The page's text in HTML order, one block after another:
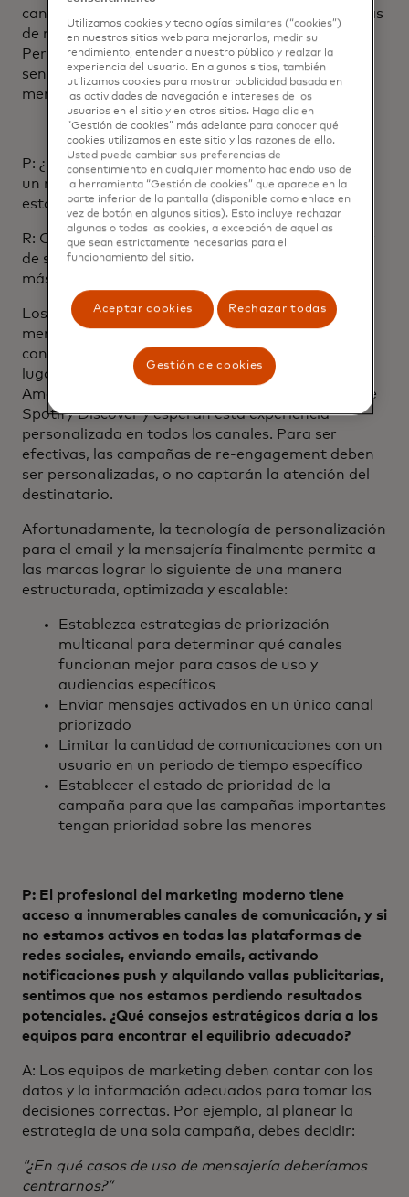
cantidad sobre la calidad. Prefieren enviar decenas
de mensajes diarios a todo el mundo y a nadie.
Pero al comunicarse con usuarios que podrían
sentirse abrumados por mensajes de marketing,
menos es más.
P: ¿Qué importancia tiene la personalización para
un re-engagement efectivo? ¿Las compañías se
están enfocando lo suficiente en ello?
R: Centrar en el contenido de un mensaje en lugar
de su escala puede ayudar a que el mensaje sea
más eficiente.
Los consumidores de hoy esperan contenido y
mensajes que se adapten a ellos. Reciben
contenido personalizado y recomendaciones en
lugares como la página de inicio de su cuenta de
Amazon o las listas de reproducción semanales de
Spotify Discover y esperan esta experiencia
personalizada en todos los canales. Para ser
efectivas, las campañas de re-engagement deben
ser personalizadas, o no captarán la atención del
destinatario.
Afortunadamente, la tecnología de personalización
para el email y la mensajería finalmente permite a
las marcas lograr lo siguiente de una manera
estructurada, optimizada y escalable:
Establezca estrategias de priorización
multicanal para determinar qué canales
funcionan mejor para casos de uso y
audiencias específicos
Enviar mensajes activados en un único canal
priorizado
Limitar la cantidad de comunicaciones con un
usuario en un periodo de tiempo específico
Establecer el estado de prioridad de la
campaña para que las campañas importantes
tengan prioridad sobre las menores
P: El profesional del marketing moderno tiene
acceso a innumerables canales de comunicación, y si
no estamos activos en todas las plataformas de
redes sociales, enviando emails, activando
notificaciones push y alquilando vallas publicitarias,
sentimos que nos estamos perdiendo resultados
potenciales. ¿Qué consejos estratégicos daría a los
equipos para encontrar el equilibrio adecuado?
A: Los equipos de marketing deben contar con los
datos y la información adecuados para tomar las
decisiones correctas. Por ejemplo, al planear la
estrategia de una sola campaña, debes decidir:
“¿En qué casos de uso de mensajería deberíamos
centrarnos?”
Utilizamos cookies y tecnologías similares (“cookies”)
en nuestros sitios web para mejorarlos, medir su
rendimiento, entender a nuestro público y realzar la
experiencia del usuario. En algunos sitios, también
utilizamos cookies para mostrar publicidad basada en
las actividades de navegación e intereses de los
usuarios en el sitio y en otros sitios. Haga clic en
“Gestión de cookies” más adelante para conocer qué
cookies utilizamos en este sitio y las razones de ello.
Usted puede cambiar sus preferencias de
consentimiento en cualquier momento haciendo uso de
la herramienta “Gestión de cookies” que aparece en la
parte inferior de la pantalla (disponible como enlace en
vez de botón en algunos sitios). Esto incluye rechazar
algunas o todas las cookies, a excepción de aquellas
que sean estrictamente necesarias para el
funcionamiento del sitio.
Aceptar cookies Rechazar todas
Gestión de cookies